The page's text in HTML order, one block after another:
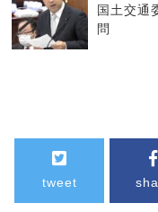
国土交通
問
tweet